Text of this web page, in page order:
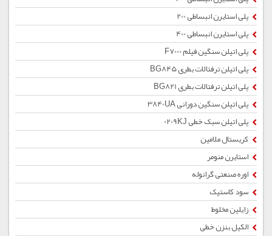
پلی استایرن انبساطی 200
پلی استایرن انبساطی 400
پلی اتیلن سنگین فیلم F7000
پلی اتیلن ترفتالات بطری BG845
پلی اتیلن ترفتالات بطری BG821
پلی اتیلن سنگین دورانی 3840UA
پلی اتیلن سبک خطی 0209KJ
کریستال ملامین
استایرن منومر
اوره صنعتی گرانوله
سود کاستیک
زایلین مخلوط
الکیل بنزن خطی